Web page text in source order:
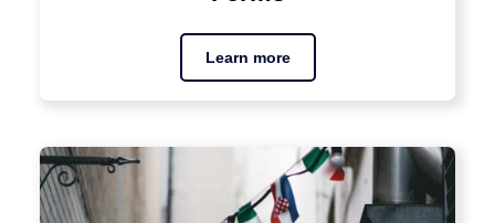
Learn more